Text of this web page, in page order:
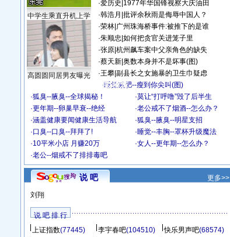
中学生乘直升机上学
高圆圆同居男友曝光
·爱历史 1977年华国锋视察大庆油田
·韩浩月 批评余秋雨是侮辱中国人？
·荣林| 广州珠海桥事件:被推下的是谁
·朱顺忠 如何把贪官关进笼子里
·张原| 杭州飙车案中父亲角色的缺失
·蔡天新| 奥数本身并不是坏事(图)
·王攀| 副县长之女施暴的卫生巾疑虑
精彩推荐
·睡觉减肥--瘦到你尖叫(图)
·狐臭--腋臭--全球揭秘！ ·莫让“打呼噜”毁了后半生
·更年期--卵巢早衰--绝经 ·老公戒不了烟酒--怎么办？
·涵盖健康要闻健康生活导航 ·狐臭--腋臭--明星支招
·口臭--口臭--拜拜了! ·睡觉--丰胸--罩杯升级魔法
·10平米小店 月赚20万 ·女人--更年期--怎么办？
·老公--烟戒不了排排毒吧
说 吧 更多>>
刘翔
说 吧 排 行
上证指数(77445) 李宇春吧(104510) 快乐男声吧(68574)